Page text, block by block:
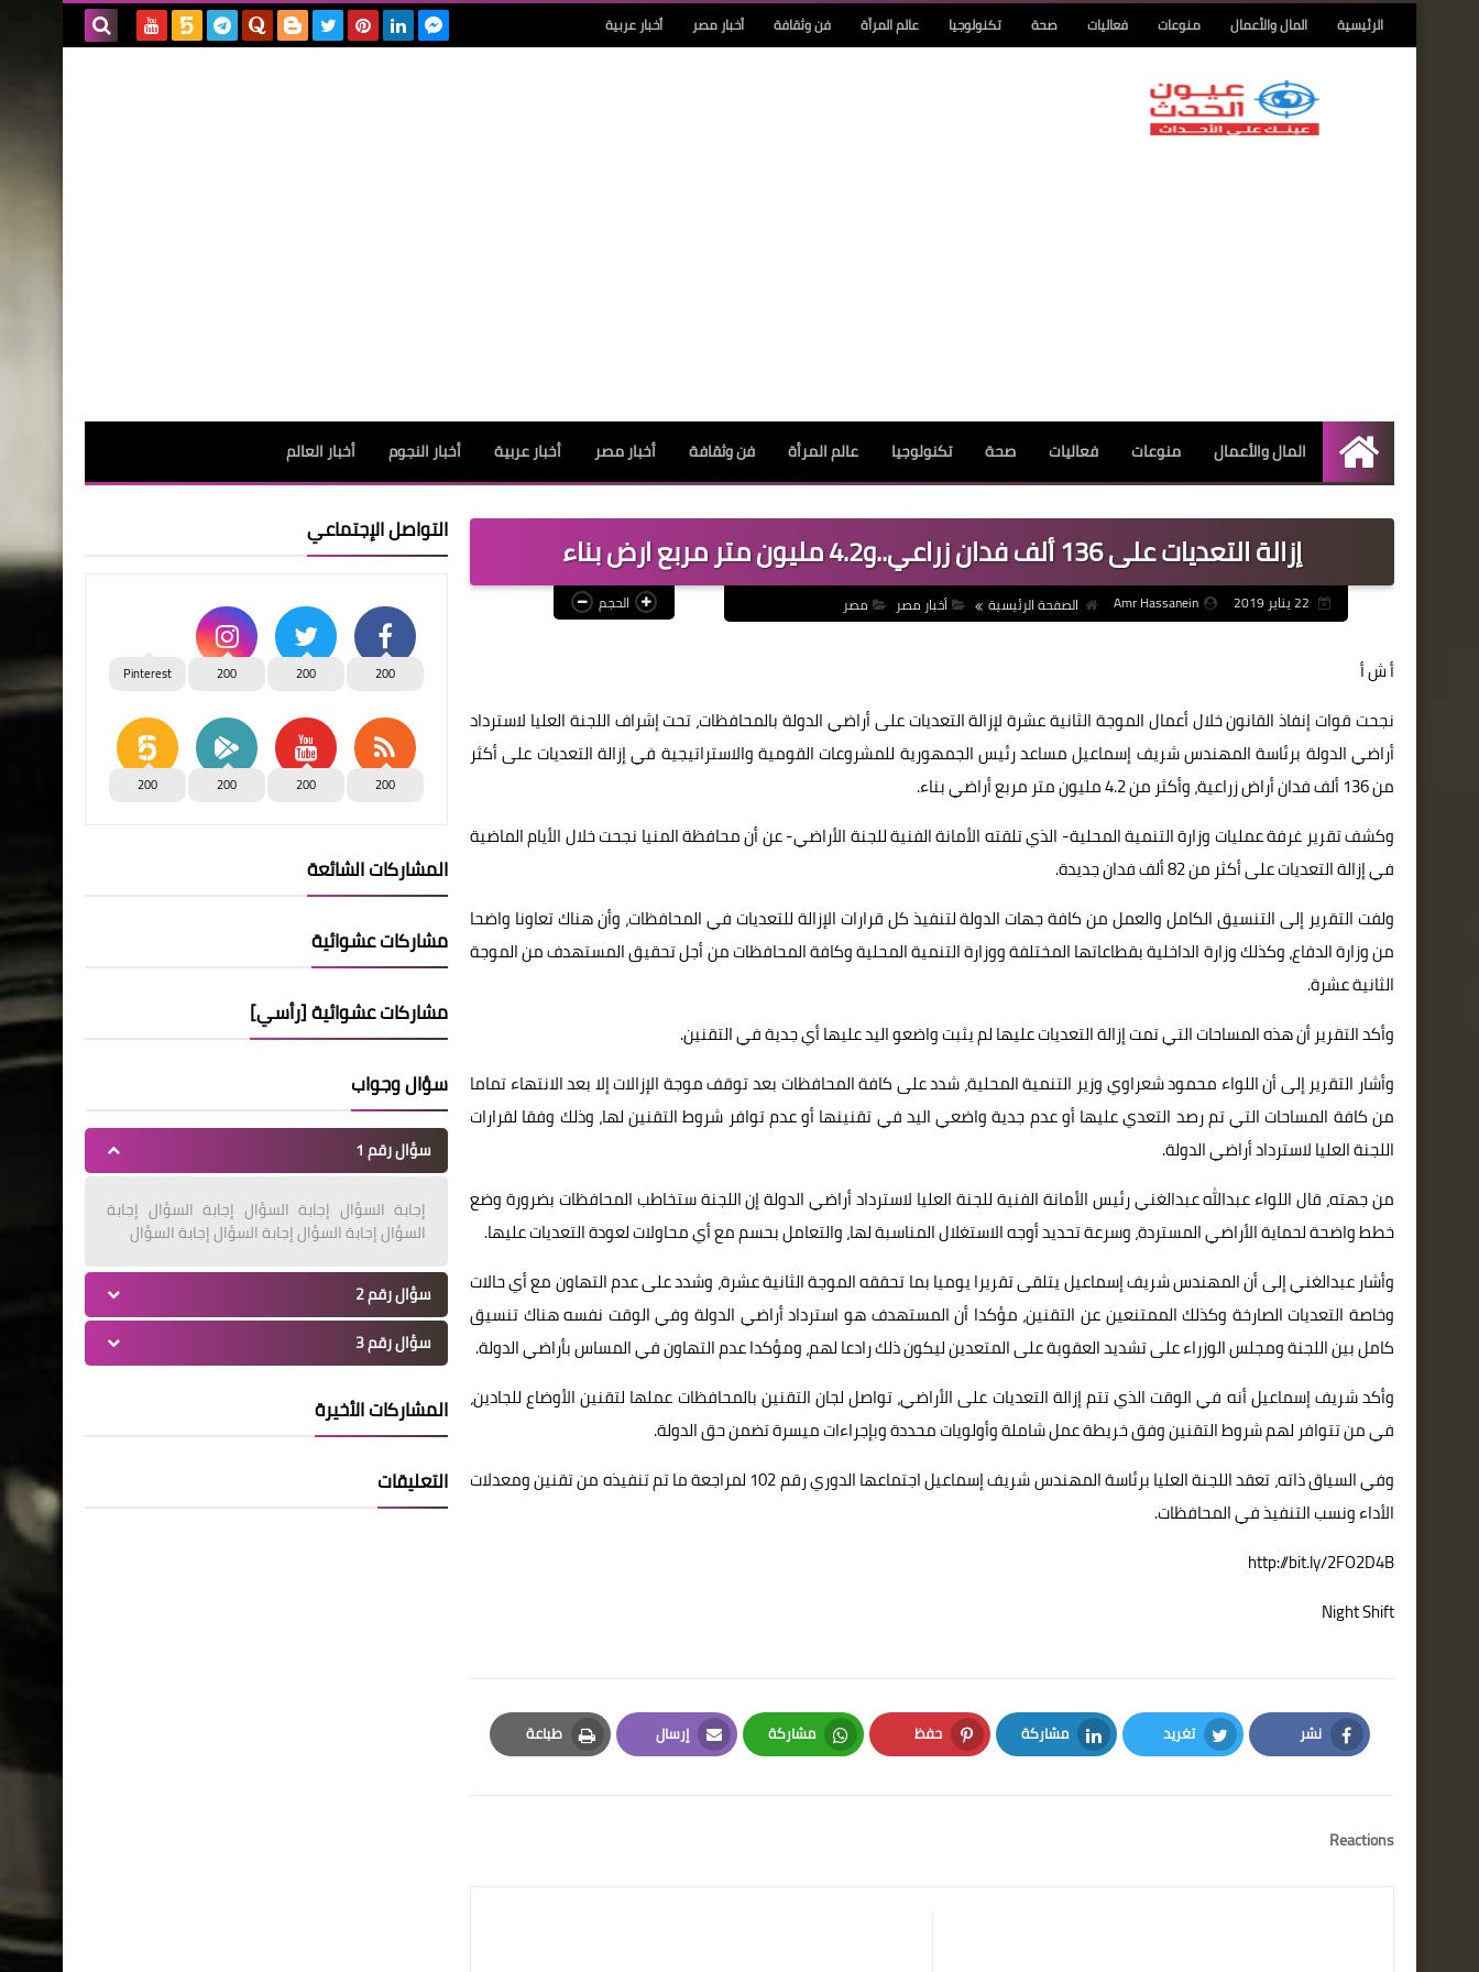
الرئيسية المال والأعمال منوعات فعاليات صحة تكنولوجيا عالم المرأة فن وثقافة أخبار مصر أخبار عربية
الرئيسية
المال والأعمال منوعات فعاليات صحة تكنولوجيا عالم المرأة فن وثقافة أخبار مصر أخبار عربية أخبار النجوم أخبار العالم
إزالة التعديات على 136 ألف فدان زراعي..و4.2 مليون متر مربع ارض بناء
Amr Hassanein الصفحة الرئيسية أخبار مصر مصر الحجم
أ ش أ
نجحت قوات إنفاذ القانون خلال أعمال الموجة الثانية عشرة لإزالة التعديات على أراضي الدولة بالمحافظات، تحت إشراف اللجنة العليا لاسترداد
أراضي الدولة برئاسة المهندس شريف إسماعيل مساعد رئيس الجمهورية للمشروعات القومية والاستراتيجية في إزالة التعديات على أكثر
من 136 ألف فدان أراض زراعية، وأكثر من 4.2 مليون متر مربع أراضي بناء.
وكشف تقرير غرفة عمليات وزارة التنمية المحلية- الذي تلقته الأمانة الفنية للجنة الأراضي- عن أن محافظة المنيا نجحت خلال الأيام الماضية
في إزالة التعديات على أكثر من 82 ألف فدان جديدة.
ولفت التقرير إلى التنسيق الكامل والعمل من كافة جهات الدولة لتنفيذ كل قرارات الإزالة للتعديات في المحافظات، وأن هناك تعاونا واضحا
من وزارة الدفاع، وكذلك وزارة الداخلية بقطاعاتها المختلفة ووزارة التنمية المحلية وكافة المحافظات من أجل تحقيق المستهدف من الموجة
الثانية عشرة.
وأكد التقرير أن هذه المساحات التي تمت إزالة التعديات عليها لم يثبت واضعو اليد عليها أي جدية في التقنين.
وأشار التقرير إلى أن اللواء محمود شعراوي وزير التنمية المحلية، شدد على كافة المحافظات بعد توقف موجة الإزالات إلا بعد الانتهاء تماما
من كافة المساحات التي تم رصد التعدي عليها أو عدم جدية واضعي اليد في تقنينها أو عدم توافر شروط التقنين لها، وذلك وفقا لقرارات
اللجنة العليا لاسترداد أراضي الدولة.
من جهته، قال اللواء عبدالله عبدالغني رئيس الأمانة الفنية للجنة العليا لاسترداد أراضي الدولة إن اللجنة ستخاطب المحافظات بضرورة وضع
خطط واضحة لحماية الأراضي المستردة، وسرعة تحديد أوجه الاستغلال المناسبة لها، والتعامل بحسم مع أي محاولات لعودة التعديات عليها.
وأشار عبدالغني إلى أن المهندس شريف إسماعيل يتلقى تقريرا يوميا بما تحققه الموجة الثانية عشرة، وشدد على عدم التهاون مع أي حالات
وخاصة التعديات الصارخة وكذلك الممتنعين عن التقنين، مؤكدا أن المستهدف هو استرداد أراضي الدولة وفي الوقت نفسه هناك تنسيق
كامل بين اللجنة ومجلس الوزراء على تشديد العقوبة على المتعدين ليكون ذلك رادعا لهم، ومؤكدا عدم التهاون في المساس بأراضي الدولة.
وأكد شريف إسماعيل أنه في الوقت الذي تتم إزالة التعديات على الأراضي، تواصل لجان التقنين بالمحافظات عملها لتقنين الأوضاع للجادين،
في من تتوافر لهم شروط التقنين وفق خريطة عمل شاملة وأولويات محددة وبإجراءات ميسرة تضمن حق الدولة.
وفي السياق ذاته، تعقد اللجنة العليا برئاسة المهندس شريف إسماعيل اجتماعها الدوري رقم 102 لمراجعة ما تم تنفيذه من تقنين ومعدلات
الأداء ونسب التنفيذ في المحافظات.
http://bit.ly/2FO2D4B
Night Shift
نشر
Facebook
تغريد
Twitter
مشاركة
LinkedIn
حفظ
Pinterest
مشاركة
Whatsapp
إرسال
Email
طباعة
Print
Reactions
التواصل الإجتماعي
200
200
200
Pinterest
200
200
200
200
المشاركات الشائعة
مشاركات عشوائية
مشاركات عشوائية [رأسي]
سؤال وجواب
سؤال رقم 1
إجابة السؤال إجابة السؤال إجابة السؤال إجابة
السؤال إجابة السؤال إجابة السؤال إجابة السؤال
سؤال رقم 2
سؤال رقم 3
المشاركات الأخيرة
التعليقات